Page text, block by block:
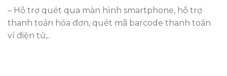
– Hỗ trợ quét qua màn hình smartphone, hỗ trợ
thanh toán hóa đơn, quét mã barcode thanh toán
ví điện tử,..